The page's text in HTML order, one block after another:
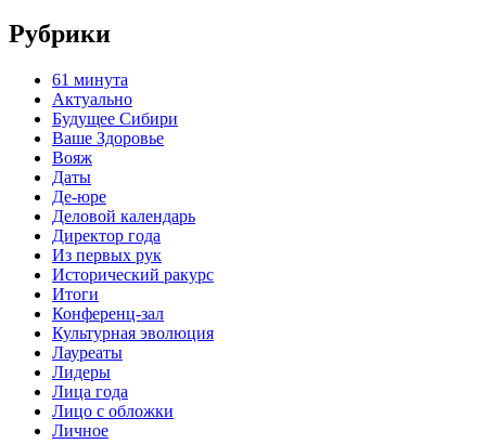
Рубрики
61 минута
Актуально
Будущее Сибири
Ваше Здоровье
Вояж
Даты
Де-юре
Деловой календарь
Директор года
Из первых рук
Исторический ракурс
Итоги
Конференц-зал
Культурная эволюция
Лауреаты
Лидеры
Лица года
Лицо с обложки
Личное